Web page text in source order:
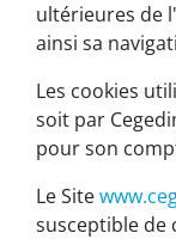
ultérieures de
ainsi sa
Les cookies
soit par
pour son
Le Site
susceptible de